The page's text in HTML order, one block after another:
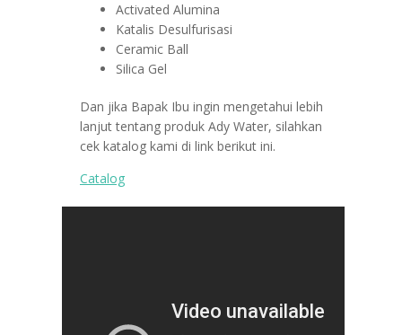
Activated Alumina
Katalis Desulfurisasi
Ceramic Ball
Silica Gel
Dan jika Bapak Ibu ingin mengetahui lebih
lanjut tentang produk Ady Water, silahkan
cek katalog kami di link berikut ini.
Catalog